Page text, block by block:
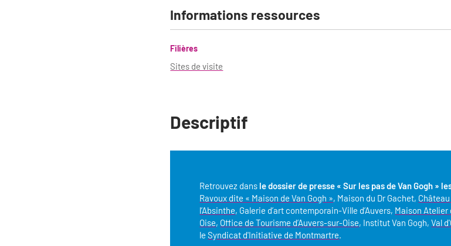
Informations ressources
Filières
Sites de visite
Descriptif
Retrouvez dans le dossier de presse « Sur les pas de Van Gogh »
Ravoux dite « Maison de Van Gogh », Maison du Dr Gachet, Château
l’Absinthe, Galerie d’art contemporain-Ville d’Auvers, Maison Atelier
Oise, Office de Tourisme d’Auvers-sur-Oise, Institut Van Gogh,Val
leSyndicat d'Initiative de Montmartre